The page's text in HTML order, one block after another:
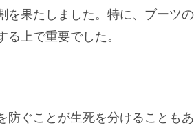
果たしました。特に、ブーツ
上で重要でした。
防ぐことが生死を分けることも